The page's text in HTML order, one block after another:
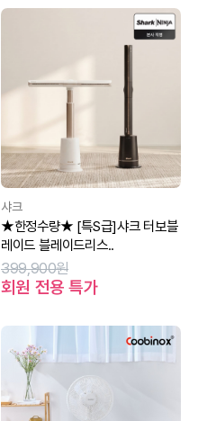
샤크
★한정수량★ [특S급]샤크 터보블
레이드 블레이드리스..
399,900원
회원 전용 특가